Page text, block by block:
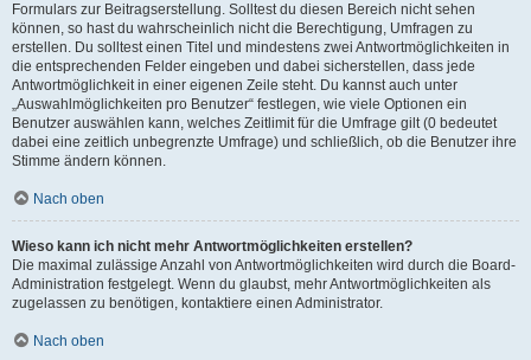
Formulars zur Beitragserstellung. Solltest du diesen Bereich nicht sehen
können, so hast du wahrscheinlich nicht die Berechtigung, Umfragen zu
erstellen. Du solltest einen Titel und mindestens zwei Antwortmöglichkeiten in
die entsprechenden Felder eingeben und dabei sicherstellen, dass jede
Antwortmöglichkeit in einer eigenen Zeile steht. Du kannst auch unter
„Auswahlmöglichkeiten pro Benutzer“ festlegen, wie viele Optionen ein
Benutzer auswählen kann, welches Zeitlimit für die Umfrage gilt (0 bedeutet
dabei eine zeitlich unbegrenzte Umfrage) und schließlich, ob die Benutzer ihre
Stimme ändern können.
Nach oben
Wieso kann ich nicht mehr Antwortmöglichkeiten erstellen?
Die maximal zulässige Anzahl von Antwortmöglichkeiten wird durch die Board-
Administration festgelegt. Wenn du glaubst, mehr Antwortmöglichkeiten als
zugelassen zu benötigen, kontaktiere einen Administrator.
Nach oben